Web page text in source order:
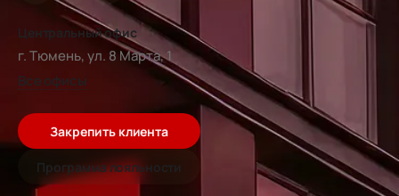
Центральный офис
г. Тюмень, ул. 8 Марта, 1
Все офисы
Закрепить клиента
Программа лояльности